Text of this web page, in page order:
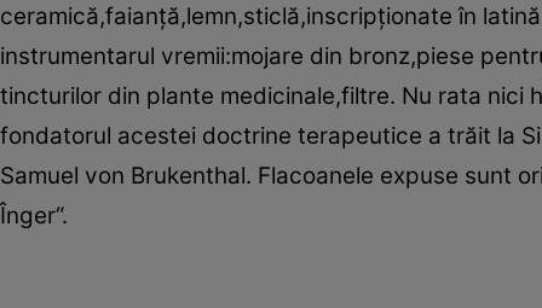
ceramică,faianţă,lemn,sticlă,inscripţionate în
instrumentarul vremii:mojare din bronz,piese
tincturilor din plante medicinale,filtre. Nu rata nici
fondatorul acestei doctrine terapeutice a trăit la
Samuel von Brukenthal. Flacoanele expuse sunt
Înger“.